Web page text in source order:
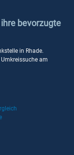
bevorzugte
in Rhade.
am